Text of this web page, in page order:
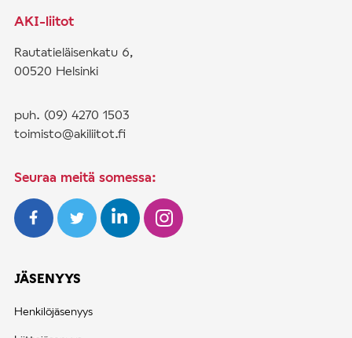
k
e
l
e
n
i
v
u
u
s
AKI-liitot
Rautatieläisenkatu 6,
00520 Helsinki
puh. (09) 4270 1503
toimisto@akiliitot.fi
Seuraa meitä somessa:
JÄSENYYS
Henkilöjäsenyys